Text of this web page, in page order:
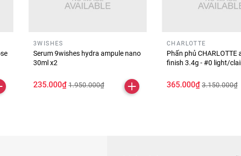
3WISHES
Serum 9wishes hydra ampule nano
30ml x2
235.000₫ 1.950.000₫
CHARLOTTE
Phấn phủ CHARLOTTE
finish 3.4g - #0 light/
365.000₫ 3.150.000₫